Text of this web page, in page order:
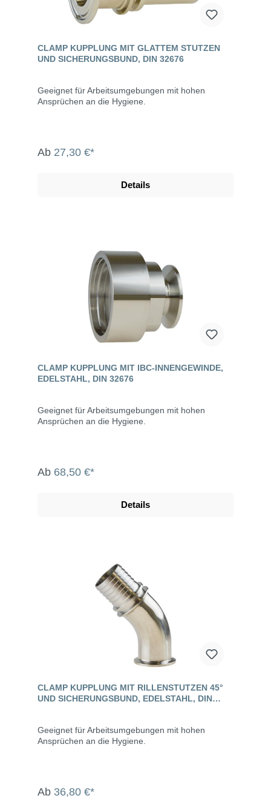
CLAMP KUPPLUNG MIT GLATTEM STUTZEN
UND SICHERUNGSBUND, DIN 32676
Geeignet für Arbeitsumgebungen mit hohen
Ansprüchen an die Hygiene.
Ab 27,30 €*
Details
CLAMP KUPPLUNG MIT IBC-INNENGEWINDE,
EDELSTAHL, DIN 32676
Geeignet für Arbeitsumgebungen mit hohen
Ansprüchen an die Hygiene.
Ab 68,50 €*
Details
CLAMP KUPPLUNG MIT RILLENSTUTZEN 45°
UND SICHERUNGSBUND, EDELSTAHL, DIN
Geeignet für Arbeitsumgebungen mit hohen
Ansprüchen an die Hygiene.
Ab 36,80 €*